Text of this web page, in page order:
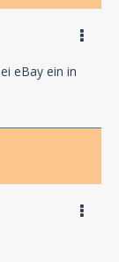
eBay ein in